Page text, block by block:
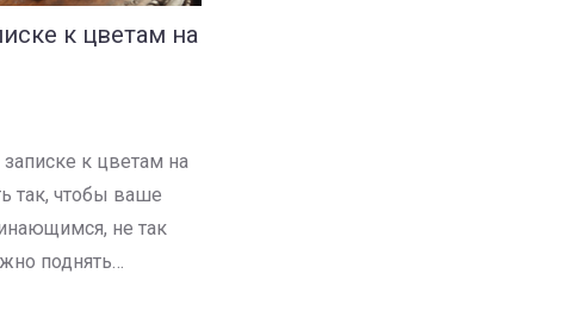
к цветам на
к цветам на
так, чтобы ваше
не так
поднять